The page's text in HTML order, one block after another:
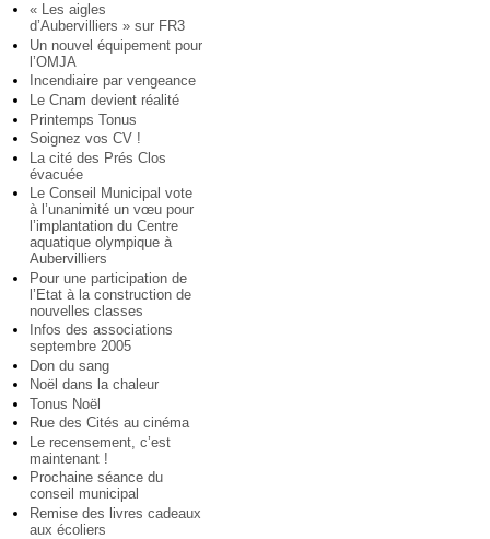
« Les aigles
d’Aubervilliers » sur FR3
Un nouvel équipement pour
l’OMJA
Incendiaire par vengeance
Le Cnam devient réalité
Printemps Tonus
Soignez vos CV !
La cité des Prés Clos
évacuée
Le Conseil Municipal vote
à l’unanimité un vœu pour
l’implantation du Centre
aquatique olympique à
Aubervilliers
Pour une participation de
l’Etat à la construction de
nouvelles classes
Infos des associations
septembre 2005
Don du sang
Noël dans la chaleur
Tonus Noël
Rue des Cités au cinéma
Le recensement, c’est
maintenant !
Prochaine séance du
conseil municipal
Remise des livres cadeaux
aux écoliers